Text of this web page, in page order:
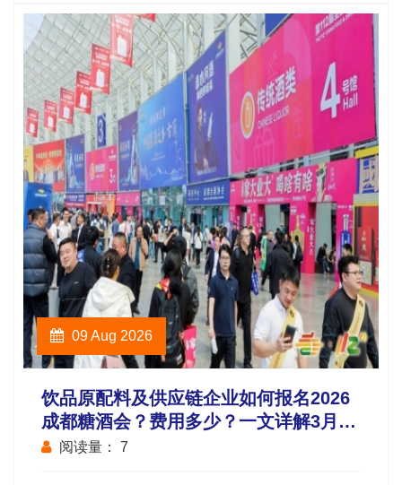
09 Aug 2026
饮品原配料及供应链企业如何报名2026
成都糖酒会？费用多少？一文详解3月展
会时间地点与报名全流程
阅读量： 7